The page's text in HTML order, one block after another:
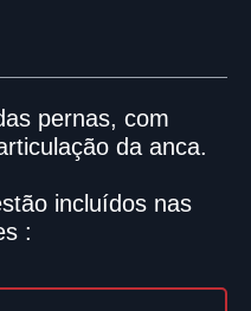
pernas, com
da anca.
incluídos nas
: